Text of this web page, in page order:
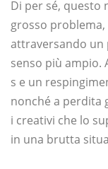
Di per sé, questo
grosso problema,
attraversando un
senso più ampio.
s e un
nonché a perdita
i creativi che lo
in una brutta